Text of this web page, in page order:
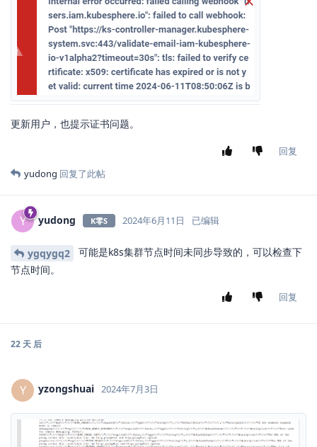
更新用户，也提示证书问题。
回复
yudong 回复了此帖
Y yudong K零S 2024年6月11日 已编辑
ygqygq2
可能是k8s集群节点时间未同步导致的，可以检查下
节点时间。
回复
22 天 后
Y yzongshuai 2024年7月3日